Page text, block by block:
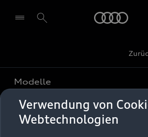
Modelle
Alle Modelle
Kaufen & leasen
Verwendung von
Webtechnologien